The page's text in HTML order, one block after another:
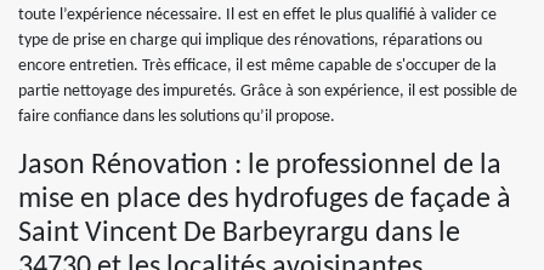
toute l’expérience nécessaire. Il est en effet le plus qualifié à valider ce
type de prise en charge qui implique des rénovations, réparations ou
encore entretien. Très efficace, il est même capable de s'occuper de la
partie nettoyage des impuretés. Grâce à son expérience, il est possible de
faire confiance dans les solutions qu’il propose.
Jason Rénovation : le professionnel de la
mise en place des hydrofuges de façade à
Saint Vincent De Barbeyrargu dans le